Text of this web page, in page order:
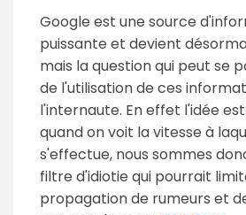
Google est une source
puissante et devient
mais la question qui peut se
de l'utilisation de ces
l'internaute. En effet l'idée
quand on voit la vitesse à
s'effectue, nous sommes
filtre d'idiotie qui pourrait
propagation de rumeurs et